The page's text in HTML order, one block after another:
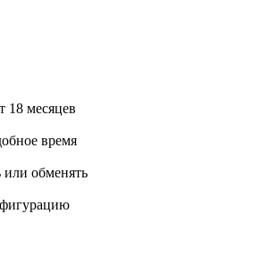
18 месяцев
время
обменять